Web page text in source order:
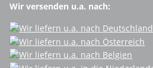
Wir versenden u.a. nach: